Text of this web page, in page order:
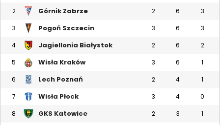
2 Górnik Zabrze 2 6 3
3 Pogoń Szczecin 3 6 3
4 Jagiellonia Białystok 2 6 2
5 Wisła Kraków 3 6 1
6 Lech Poznań 2 4 1
7 Wisła Płock 3 4 0
8 GKS Katowice 2 3 1